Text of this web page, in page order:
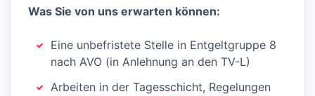
Was Sie von uns erwarten können:
Eine unbefristete Stelle in Entgeltgruppe 8
nach AVO (in Anlehnung an den TV-L)
Arbeiten in der Tagesschicht, Regelungen